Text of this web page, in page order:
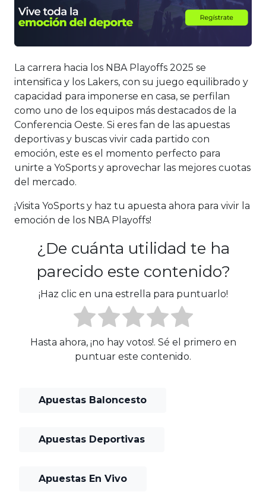
La carrera hacia los NBA Playoffs 2025 se
intensifica y los Lakers, con su juego equilibrado y
capacidad para imponerse en casa, se perfilan
como uno de los equipos más destacados de la
Conferencia Oeste. Si eres fan de las apuestas
deportivas y buscas vivir cada partido con
emoción, este es el momento perfecto para
unirte a YoSports y aprovechar las mejores cuotas
del mercado.
¡Visita YoSports y haz tu apuesta ahora para vivir la
emoción de los NBA Playoffs!
¿De cuánta utilidad te ha
parecido este contenido?
¡Haz clic en una estrella para puntuarlo!
Hasta ahora, ¡no hay votos!. Sé el primero en
puntuar este contenido.
Apuestas Baloncesto
Apuestas Deportivas
Apuestas En Vivo